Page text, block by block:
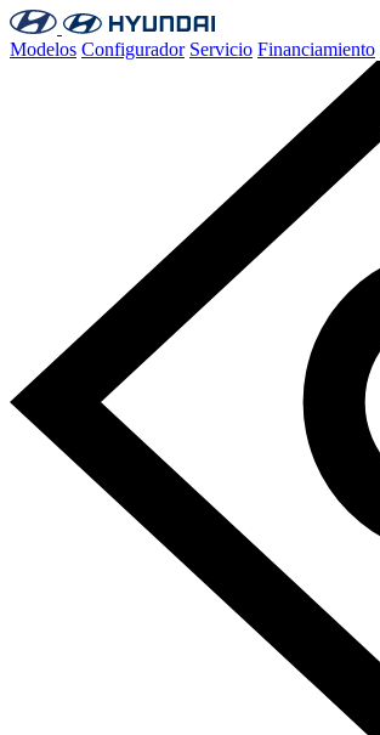
Modelos Configurador Servicio Financiamiento